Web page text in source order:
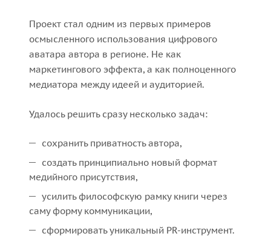
Проект стал одним из первых примеров
осмысленного использования цифрового
аватара автора в регионе. Не как
маркетингового эффекта, а как полноценного
медиатора между идеей и аудиторией.
Удалось решить сразу несколько задач:
сохранить приватность автора,
создать принципиально новый формат
медийного присутствия,
усилить философскую рамку книги через
саму форму коммуникации,
сформировать уникальный PR-инструмент.